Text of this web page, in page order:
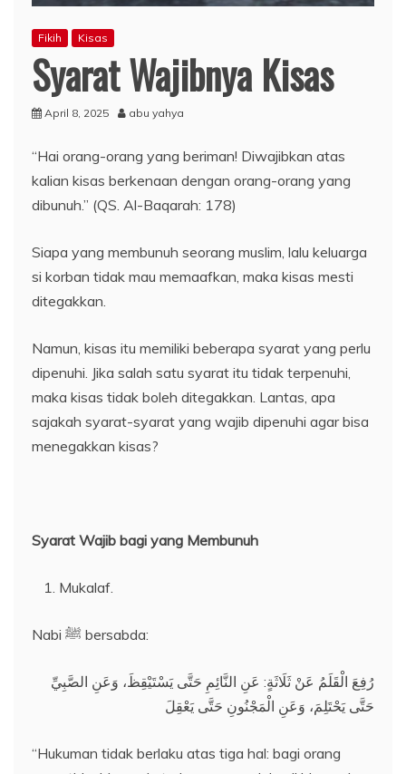
Fikih Kisas
Syarat Wajibnya Kisas
April 8, 2025 abu yahya
“Hai orang-orang yang beriman! Diwajibkan atas
kalian kisas berkenaan dengan orang-orang yang
dibunuh.” (QS. Al-Baqarah: 178)
Siapa yang membunuh seorang muslim, lalu keluarga
si korban tidak mau memaafkan, maka kisas mesti
ditegakkan.
Namun, kisas itu memiliki beberapa syarat yang perlu
dipenuhi. Jika salah satu syarat itu tidak terpenuhi,
maka kisas tidak boleh ditegakkan. Lantas, apa
sajakah syarat-syarat yang wajib dipenuhi agar bisa
menegakkan kisas?
Syarat Wajib bagi yang Membunuh
Mukalaf.
Nabi ﷺ bersabda:
رُفِعَ الْقَلَمُ عَنْ ثَلَاثَةٍ: عَنِ النَّائِمِ حَتَّى يَسْتَيْقِظَ، وَعَنِ الصَّبِيِّ
حَتَّى يَحْتَلِمَ، وَعَنِ الْمَجْنُونِ حَتَّى يَعْقِلَ
“Hukuman tidak berlaku atas tiga hal: bagi orang